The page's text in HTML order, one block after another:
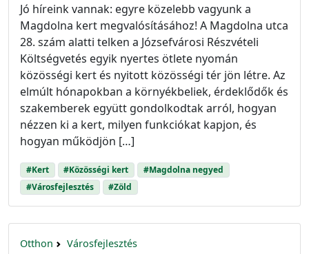
Jó híreink vannak: egyre közelebb vagyunk a
Magdolna kert megvalósításához! A Magdolna utca
28. szám alatti telken a Józsefvárosi Részvételi
Költségvetés egyik nyertes ötlete nyomán
közösségi kert és nyitott közösségi tér jön létre. Az
elmúlt hónapokban a környékbeliek, érdeklődők és
szakemberek együtt gondolkodtak arról, hogyan
nézzen ki a kert, milyen funkciókat kapjon, és
hogyan működjön […]
#Kert #Közösségi kert
#Magdolna negyed
#Városfejlesztés
#Zöld
Otthon Városfejlesztés